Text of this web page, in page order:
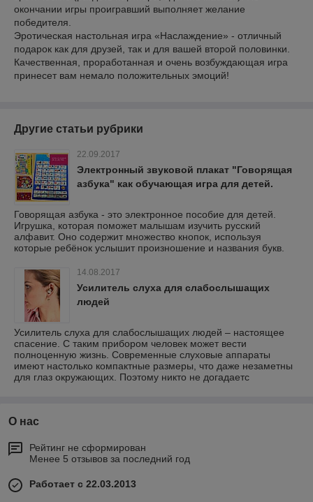
окончании игры проигравший выполняет желание
победителя.
Эротическая настольная игра «Наслаждение» - отличный
подарок как для друзей, так и для вашей второй половинки.
Качественная, проработанная и очень возбуждающая игра
принесет вам немало положительных эмоций!
Другие статьи рубрики
22.09.2017
Электронный звуковой плакат "Говорящая
азбука" как обучающая игра для детей.
Говорящая азбука - это электронное пособие для детей.
Игрушка, которая поможет малышам изучить русский
алфавит. Оно содержит множество кнопок, используя
которые ребёнок услышит произношение и названия букв.
14.08.2017
Усилитель слуха для слабослышащих
людей
Усилитель слуха для слабослышащих людей – настоящее
спасение. С таким прибором человек может вести
полноценную жизнь. Современные слуховые аппараты
имеют настолько компактные размеры, что даже незаметны
для глаз окружающих. Поэтому никто не догадаетс
О нас
Рейтинг не сформирован
Менее 5 отзывов за последний год
Работает с 22.03.2013